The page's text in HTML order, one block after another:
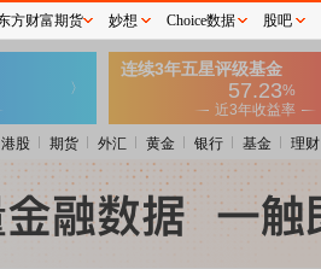
港股 期货 外汇 黄金 银行 基金 理财
方财富期货 妙想 Choice数据 股吧